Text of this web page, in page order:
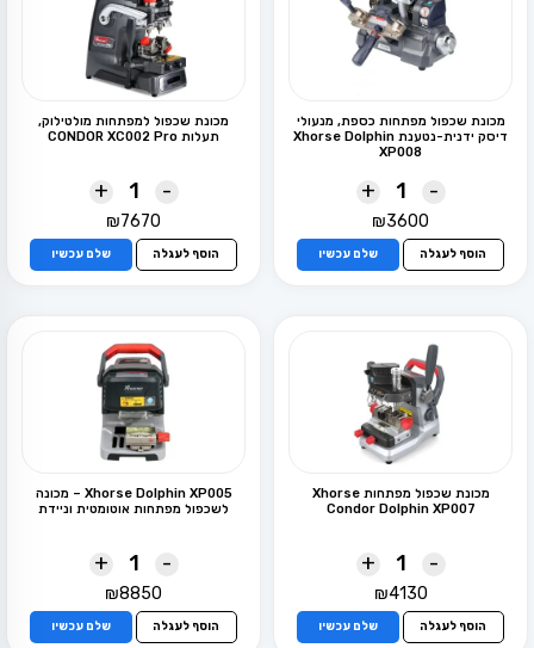
מכונת שכפול מפתחות כספת, מנעולי
דיסק ידנית-נטענת Xhorse Dolphin
XP008
-
+
₪3600
הוסף לעגלה שלם עכשיו
מכונת שכפול למפתחות מולטילוק,
תעלות CONDOR XC002 Pro
-
+
₪7670
הוסף לעגלה שלם עכשיו
מכונת שכפול מפתחות Xhorse
Condor Dolphin XP007
-
+
₪4130
הוסף לעגלה שלם עכשיו
Xhorse Dolphin XP005 – מכונה
לשכפול מפתחות אוטומטית וניידת
-
+
₪8850
הוסף לעגלה שלם עכשיו